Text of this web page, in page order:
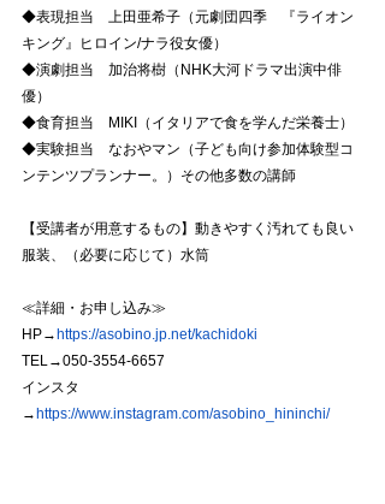
◆表現担当　上田亜希子（元劇団四季　『ライオン
キング』ヒロイン/ナラ役女優）
◆演劇担当　加治将樹（NHK大河ドラマ出演中俳
優）
◆食育担当　MIKI（イタリアで食を学んだ栄養士）
◆実験担当　なおやマン（子ども向け参加体験型コ
ンテンツプランナー。）その他多数の講師
【受講者が用意するもの】動きやすく汚れても良い
服装、（必要に応じて）水筒
≪詳細・お申し込み≫
HP→https://asobino.jp.net/kachidoki
TEL→050-3554-6657
インスタ
→https://www.instagram.com/asobino_hininchi/